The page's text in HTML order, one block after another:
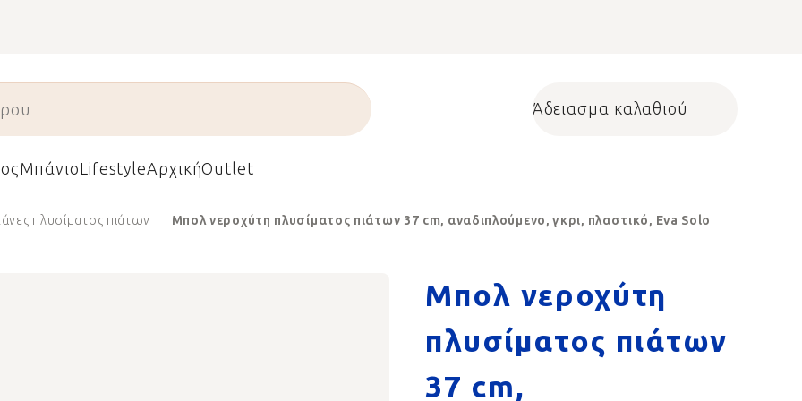
Shopping cart
Άδειασμα καλαθιού
ΜπάνιοLifestyleΑρχικήOutlet
πλυσίματος πιάτων Μπολ νεροχύτη πλυσίματος πιάτων 37 cm, αναδιπλούμενο, γκρι, πλαστικό, Eva Solo
Μπολ νεροχύτη
πλυσίματος πιάτων
37 cm,